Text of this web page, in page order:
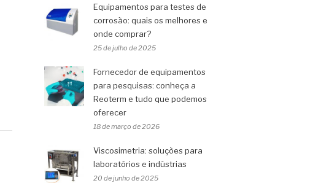
Equipamentos para testes de
corrosão: quais os melhores e
onde comprar?
25 de julho de 2025
Fornecedor de equipamentos
para pesquisas: conheça a
Reoterm e tudo que podemos
oferecer
18 de março de 2026
Viscosimetria: soluções para
laboratórios e indústrias
20 de junho de 2025